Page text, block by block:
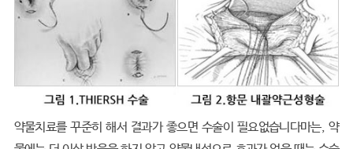
약물치료를 꾸준히 해서 결과가 좋으면 수술이 필요없습니다마는, 약